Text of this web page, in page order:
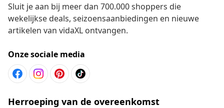
Sluit je aan bij meer dan 700.000 shoppers die
wekelijkse deals, seizoensaanbiedingen en nieuwe
artikelen van vidaXL ontvangen.
Onze sociale media
Herroeping van de overeenkomst